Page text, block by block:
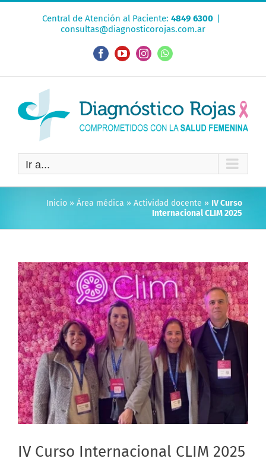
Central de Atención al Paciente: 4849 6300 |
consultas@diagnosticorojas.com.ar
FacebookYouTubeInstagramWhatsApp
Ir a...
Inicio » Área médica » Actividad docente » IV Curso
Internacional CLIM 2025
IV Curso Internacional CLIM 2025